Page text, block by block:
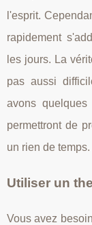
l'esprit.
rapidement
les jours. La
pas aussi
avons
permettront de
un rien de temps.
Utiliser un
Vous avez